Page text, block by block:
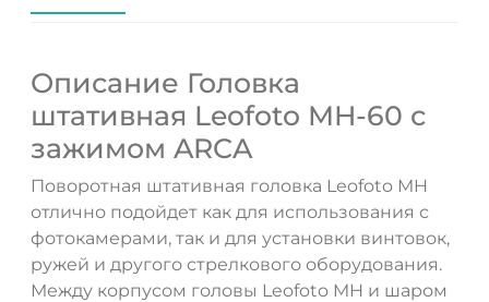
Описание Головка
штативная Leofoto MH-60 с
зажимом ARCA
Поворотная штативная головка Leofoto MH
отлично подойдет как для использования с
фотокамерами, так и для установки винтовок,
ружей и другого стрелкового оборудования.
Между корпусом головы Leofoto MH и шаром